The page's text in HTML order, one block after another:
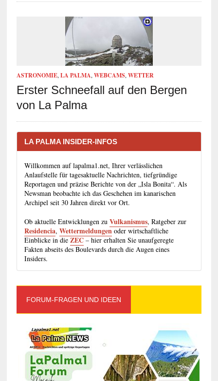
ASTRONOMIE,LA PALMA,WEBCAMS,WETTER
Erster Schneefall auf den Bergen
von La Palma
LA PALMA INSIDER-INFOS
Willkommen auf lapalma1.net, Ihrer verlässlichen
Anlaufstelle für tagesaktuelle Nachrichten, tiefgründige
Reportagen und präzise Berichte von der „Isla Bonita“. Als
Newsman beobachte ich das Geschehen im kanarischen
Archipel seit 30 Jahren direkt vor Ort.
Ob aktuelle Entwicklungen zu Vulkanismus, Ratgeber zur
Residencia, Wettermeldungenoder wirtschaftliche
Einblicke in die ZEC– hier erhalten Sie unaufgeregte
Fakten abseits des Boulevards durch die Augen eines
Insiders.
FORUM-FRAGEN UND IDEEN